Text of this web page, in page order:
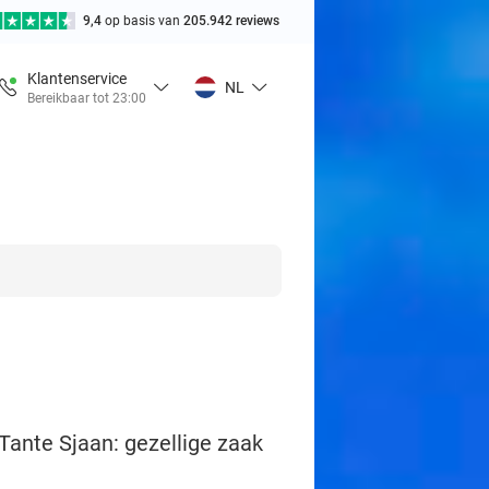
9,4 op basis van 205.942 reviews
Klantenservice
Bereikbaar tot 23:00
NL
Sjaan: gezellige zaak